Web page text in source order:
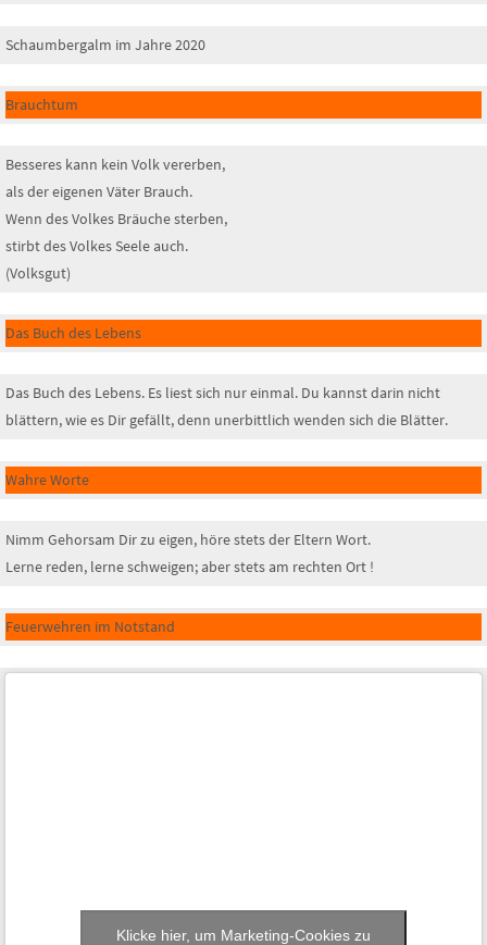
Schaumbergalm im Jahre 2020
Brauchtum
Besseres kann kein Volk vererben,
als der eigenen Väter Brauch.
Wenn des Volkes Bräuche sterben,
stirbt des Volkes Seele auch.
(Volksgut)
Das Buch des Lebens
Das Buch des Lebens. Es liest sich nur einmal. Du kannst darin nicht
blättern, wie es Dir gefällt, denn unerbittlich wenden sich die Blätter.
Wahre Worte
Nimm Gehorsam Dir zu eigen, höre stets der Eltern Wort.
Lerne reden, lerne schweigen; aber stets am rechten Ort !
Feuerwehren im Notstand
Klicke hier, um Marketing-Cookies zu